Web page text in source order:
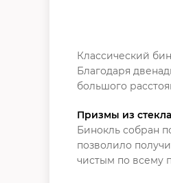
Классический
Благодаря
большого
Призмы из
Бинокль собран
позволило
чистым по всему